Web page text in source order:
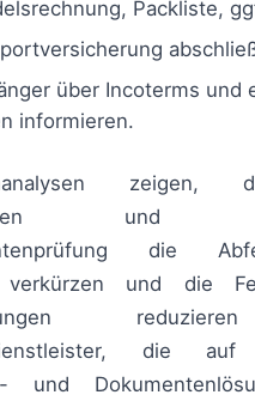
Packliste,
über Incoterms und
informieren.
zeigen,
und
die
verkürzen und die
die auf
- und